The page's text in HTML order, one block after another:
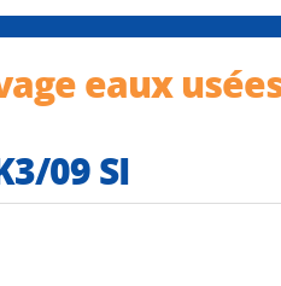
eaux
09 SI